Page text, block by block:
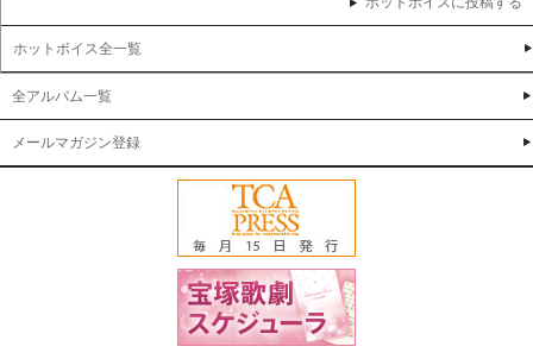
ホットボイス全一覧
全アルバム一覧
メールマガジン登録